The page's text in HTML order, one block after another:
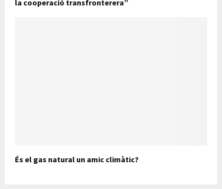
la cooperació transfronterera”
És el gas natural un amic climàtic?